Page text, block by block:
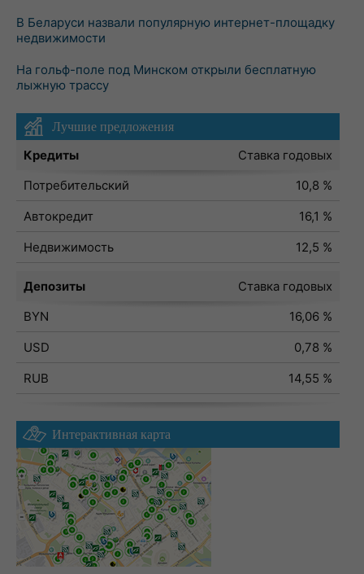
В Беларуси назвали популярную интернет-площадку
недвижимости
На гольф-поле под Минском открыли бесплатную
лыжную трассу
Лучшие предложения
Кредиты
Ставка годовых
Потребительский
10,8 %
Автокредит
16,1 %
Недвижимость
12,5 %
Депозиты
Ставка годовых
BYN
16,06 %
USD
0,78 %
RUB
14,55 %
Интерактивная карта